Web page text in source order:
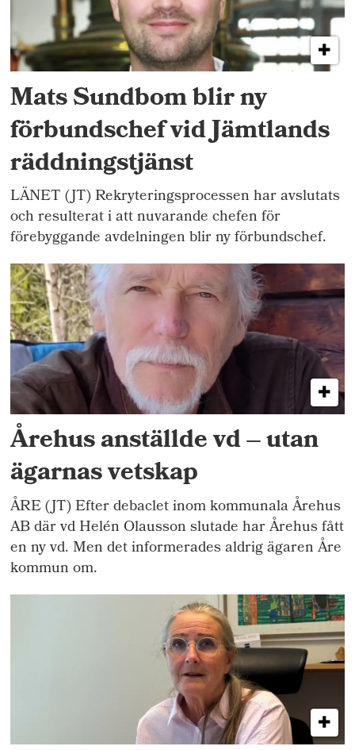
Mats Sundbom blir ny
förbundschef vid Jämtlands
räddningstjänst
LÄNET (JT) Rekryteringsprocessen har avslutats
och resulterat i att nuvarande chefen för
förebyggande avdelningen blir ny förbundschef.
Årehus anställde vd – utan
ägarnas vetskap
ÅRE (JT) Efter debaclet inom kommunala Årehus
AB där vd Helén Olausson slutade har Årehus fått
en ny vd. Men det informerades aldrig ägaren Åre
kommun om.